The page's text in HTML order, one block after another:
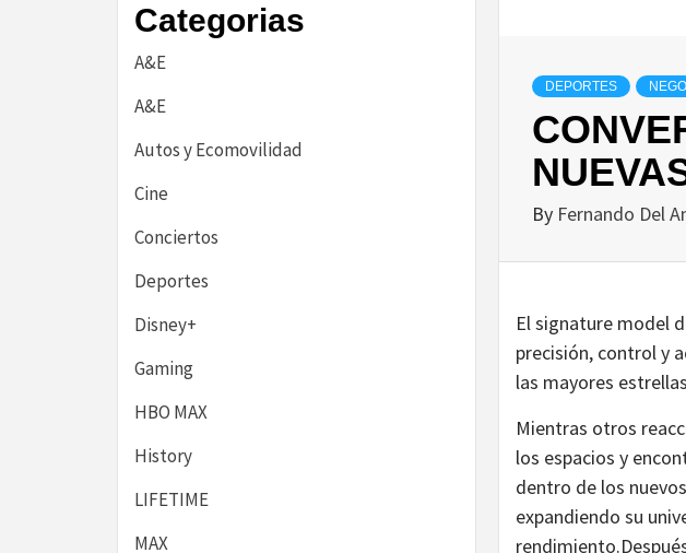
DEPORTES
By Fernando Del
El signature model
precisión, control y
las mayores
Mientras otros
los espacios y
dentro de los
expandiendo su
Categorias
A&E
A&E
Autos y Ecomovilidad
Cine
Conciertos
Deportes
Disney+
Gaming
HBO MAX
History
LIFETIME
MAX